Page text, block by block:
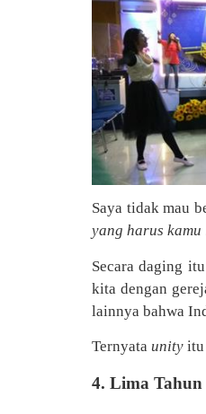
Saya tidak mau
yang harus
Secara daging
kita dengan
lainnya bahwa
Ternyata unity itu
4. Lima Tahun